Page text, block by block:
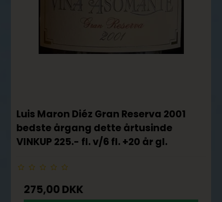
Luis Maron Diéz Gran Reserva 2001
bedste årgang dette årtusinde
VINKUP 225.- fl. v/6 fl. +20 år gl.
275,00 DKK